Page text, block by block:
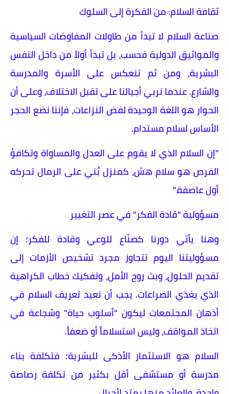
​ثقافة السلام: من الفكرة إلى السلوك
​صناعة السلام لا تبدأ من طاولات المفاوضات السياسية
والمواثيق الدولية فحسب، بل تبدأ أولاً من داخل النفس
البشرية، ومن ثم تنعكس على الأسرة والمدرسة
والشارع. عندما نربي أجيالنا على تقبل الاختلاف، وعلى أن
الحوار هو اللغة الوحيدة لفض النزاعات، فإننا نضع الحجر
الأساس لسلام مستدام.
​"إن السلام الذي لا يقوم على العدل والمساواة وتكافؤ
الفرص هو سلام هش، كمنزل بُني على الرمال تحركه
أول عاصفة."
​مسؤولية "قادة الفكر" في عصر التغيير
​وهنا يأتي دورنا كصنّاع للوعي وقادة للفكر؛ إن
مسؤوليتنا اليوم تتجاوز مجرد تشخيص الأزمات إلى
تقديم الحلول، وبث روح الأمل، وتفكيك خطاب الكراهية
الذي يغذي الصراعات. يجب أن نعيد تعريف السلام في
أذهان المجتمعات ليكون "أسلوب حياة" وشجاعة في
اتخاذ المواقف، وليس استسلاماً أو ضعفاً.
​السلام هو الاستثمار الأذكى للبشرية؛ فتكلفة بناء
مدرسة أو مستشفى أقل بكثير من تكلفة رصاصة